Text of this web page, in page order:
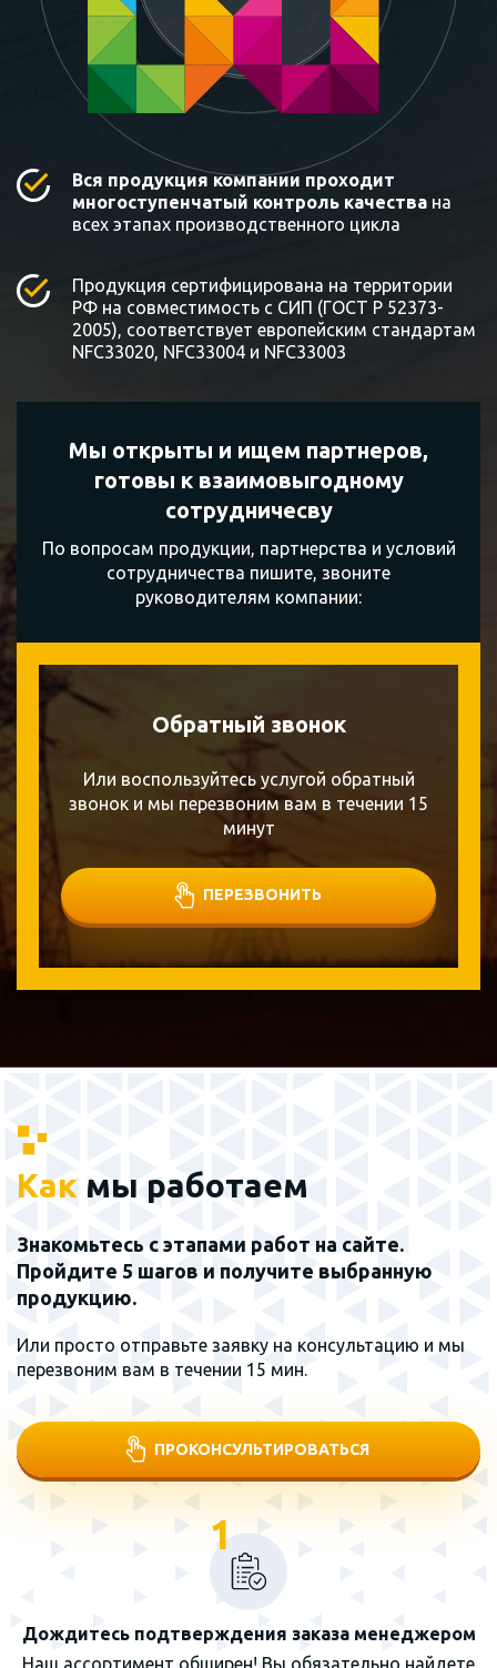
Вся продукция компании проходит
многоступенчатый контроль качества на
всех этапах производственного цикла
Продукция сертифицирована на территории
РФ на совместимость с СИП (ГОСТ Р 52373-
2005), соответствует европейским стандартам
NFC33020, NFC33004 и NFC33003
Мы открыты и ищем партнеров,
готовы квзаимовыгодному
сотрудничесву
По вопросам продукции, партнерства и условий
сотрудничества пишите, звоните
руководителям компании:
Обратный звонок
Или воспользуйтесь услугой обратный
звонок и мы перезвоним вам в течении 15
минут
ПЕРЕЗВОНИТЬ
Как мы работаем
Знакомьтесь с этапами работ на сайте.
Пройдите 5 шагов и получите выбранную
продукцию.
Или просто отправьте заявку на консультацию и мы
перезвоним вам в течении 15 мин.
ПРОКОНСУЛЬТИРОВАТЬСЯ
1
Дождитесь подтверждения заказа менеджером
Наш ассортимент обширен! Вы обязательно найдете